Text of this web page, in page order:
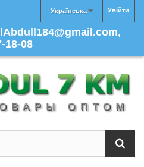
Увійти
Українська
18-08